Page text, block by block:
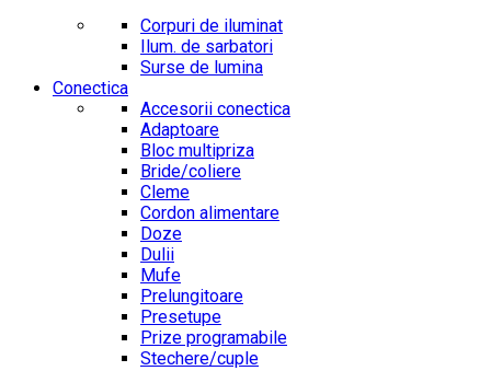
Corpuri de iluminat
Ilum. de sarbatori
Surse de lumina
Conectica
Accesorii conectica
Adaptoare
Bloc multipriza
Bride/coliere
Cleme
Cordon alimentare
Doze
Dulii
Mufe
Prelungitoare
Presetupe
Prize programabile
Stechere/cuple